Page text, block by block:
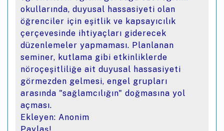
okullarında, duyusal hassasiyeti olan
öğrenciler için eşitlik ve kapsayıcılık
çerçevesinde ihtiyaçları giderecek
düzenlemeler yapmaması. Planlanan
seminer, kutlama gibi etkinliklerde
nöroçeşitliliğe ait duyusal hassasiyeti
görmezden gelmesi, engel grupları
arasında "sağlamcılığın" doğmasına yol
açması.
Ekleyen: Anonim